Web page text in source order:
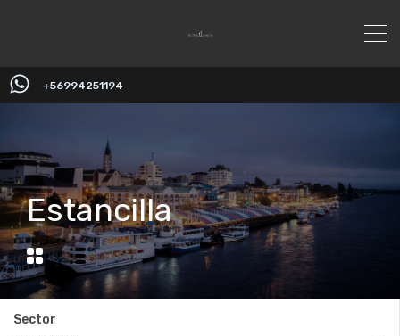
+56994251194
Estancilla
Sector